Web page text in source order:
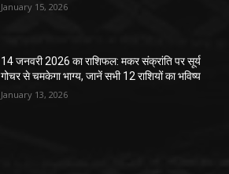
January 15, 2026
14 जनवरी 2026 का राशिफल: मकर संक्रांति पर सूर्य
गोचर से चमकेगा भाग्य, जानें सभी 12 राशियों का भविष्य
January 13, 2026